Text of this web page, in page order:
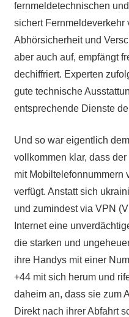
fernmeldetechnischen
sichert Fernmeldeverkehr
Abhörsicherheit und
aber auch auf, empfängt
dechiffriert. Experten
gute technische
entsprechende Dienste
Und so war eigentlich
vollkommen klar, dass
mit Mobiltelefonnummern
verfügt. Anstatt sich
und zumindest via VPN
Internet eine
die starken und
ihre Handys mit einer
+44 mit sich herum und
daheim an, dass sie zum
Direkt nach ihrer Abfahrt